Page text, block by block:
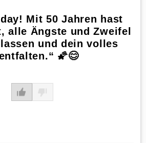
Mit 50 Jahren hast
alle Ängste und Zweifel
und dein volles
🌠😊